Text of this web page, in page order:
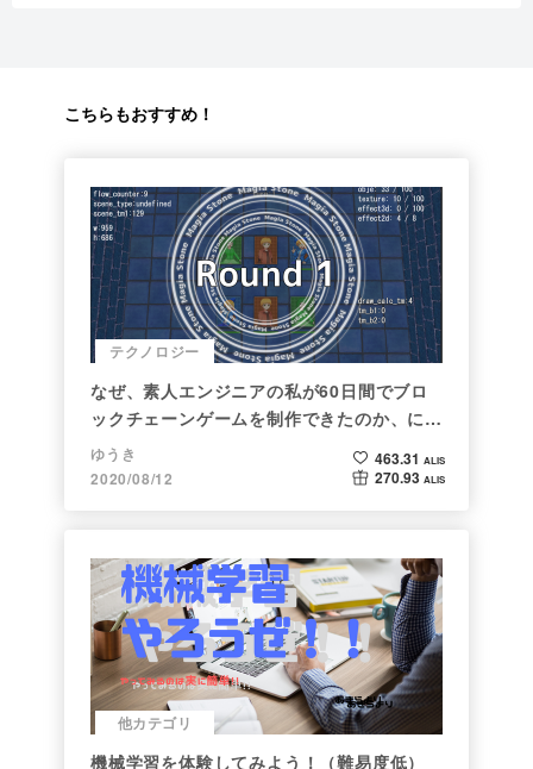
こちらもおすすめ！
テクノロジー
なぜ、素人エンジニアの私が60日間でブロ
ックチェーンゲームを制作できたのか、につ
いて語ってみた
ゆうき
2020/08/12
463.31 ALIS
270.93 ALIS
他カテゴリ
機械学習を体験してみよう！（難易度低）